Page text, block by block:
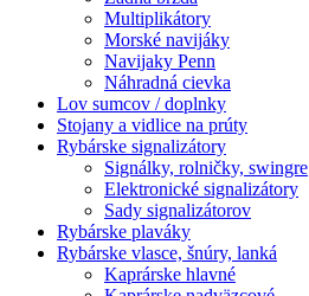
Multiplikátory
Morské navijáky
Navijaky Penn
Náhradná cievka
Lov sumcov / doplnky
Stojany a vidlice na prúty
Rybárske signalizátory
Signálky, rolničky, swingre
Elektronické signalizátory
Sady signalizátorov
Rybárske plaváky
Rybárske vlasce, šnúry, lanká
Kaprárske hlavné